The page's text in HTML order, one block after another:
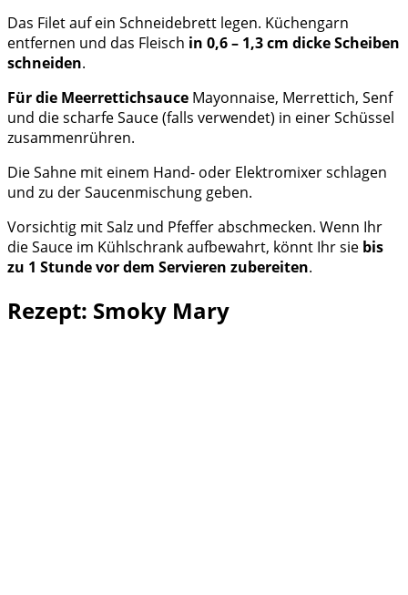
Das Filet auf ein Schneidebrett legen. Küchengarn
entfernen und das Fleisch in 0,6 – 1,3 cm dicke Scheiben
schneiden.
Für die Meerrettichsauce Mayonnaise, Merrettich, Senf
und die scharfe Sauce (falls verwendet) in einer Schüssel
zusammenrühren.
Die Sahne mit einem Hand- oder Elektromixer schlagen
und zu der Saucenmischung geben.
Vorsichtig mit Salz und Pfeffer abschmecken. Wenn Ihr
die Sauce im Kühlschrank aufbewahrt, könnt Ihr sie bis
zu 1 Stunde vor dem Servieren zubereiten.
Rezept: Smoky Mary